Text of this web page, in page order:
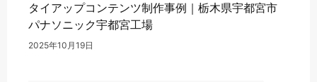
タイアップコンテンツ制作事例｜栃木県宇都宮市
パナソニック宇都宮工場
2025年10月19日